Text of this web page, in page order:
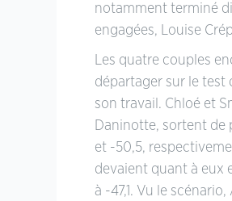
notamment terminé
engagées, Louise
Les quatre couples
départager sur le test
son travail. Chloé et
Daninotte, sortent de
et -50,5,
devaient quant à eux
à -47,1. Vu le